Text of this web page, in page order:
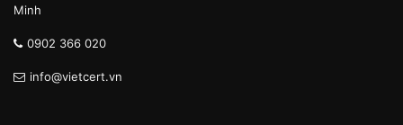
Minh
0902 366 020
info@vietcert.vn